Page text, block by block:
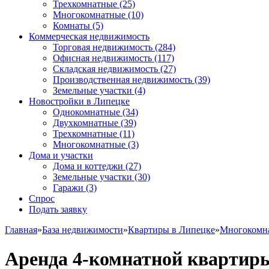
Трехкомнатные (25)
Многокомнатные (10)
Комнаты (5)
Коммерческая недвижимость
Торговая недвижимость (284)
Офисная недвижимость (117)
Складская недвижимость (27)
Производственная недвижимость (39)
Земельные участки (4)
Новостройки в Липецке
Однокомнатные (34)
Двухкомнатные (39)
Трехкомнатные (11)
Многокомнатные (3)
Дома и участки
Дома и коттеджи (27)
Земельные участки (30)
Гаражи (3)
Спрос
Подать заявку
Главная»База недвижимости»Квартиры в Липецке»
Аренда 4-комнатной